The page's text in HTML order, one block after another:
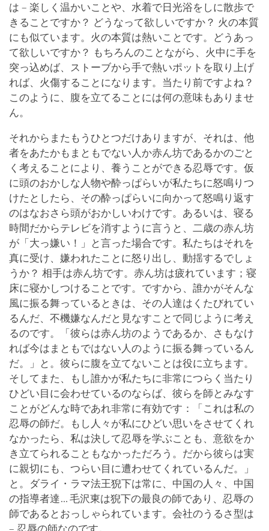
は – 楽しく温かいことや、水着で日光浴をしに散歩で
きることですか？ どうなって欲しいですか？ 火の本質
にも似ています。火の本質は熱いことです。どうあっ
て欲しいですか？ もちろんのことながら、火中に手を
突っ込めば、ストーブから手で熱いポットを取り上げ
れば、火傷することになります。当たり前ですよね？
このように、腹を立てることには何の意味もありませ
ん。
それからまたもうひとつだけありますが、それは、他
者をあたかもまともでない人か赤ん坊であるかのごと
く考えることにより、養うことができる忍辱です。仮
に頭のおかしな人物や酔っぱらいが私たちに怒鳴りつ
けたとしたら、その酔っぱらいに向かって怒鳴り返す
のはなおさら頭がおかしいわけです。あるいは、寝る
時間だからテレビを消すように言うと、二歳の赤ん坊
が「大っ嫌い！」と言った場合です。私たちはそれを
真に受け、嫌われたことに怒り出し、動揺するでしょ
うか？ 相手は赤ん坊です。赤ん坊は疲れています；寝
床に寝かしつけることです。ですから、誰かがそんな
風に振る舞っているときは、その人達はくたびれてい
るんだ、不機嫌なんだと見なすことで同じように考え
るのです。「彼らは赤ん坊のようであるか、さもなけ
れば今はまともではない人のように振る舞っているん
だ。」と。彼らに腹を立てないことは役に立ちます。
そしてまた、もし誰かが私たちに非常につらく当たり
ひどい目に会わせているのならば、彼らを師とみなす
ことがどんな時であれ非常に有効です：「これは私の
忍辱の師だ。もし人々が私にひどい思いをさせてくれ
なかったら、私は決して忍辱を学ぶことも、意欲をか
き立てられることもなかっただろう。だから彼らは実
に親切にも、つらい目に遭わせてくれているんだ。」
と。ダライ・ラマ法王猊下は常に、中国の人々、中国
の指導者達… 毛沢東は猊下の最良の師であり、忍辱の
師であるとおっしゃられています。会社のうるさ型は